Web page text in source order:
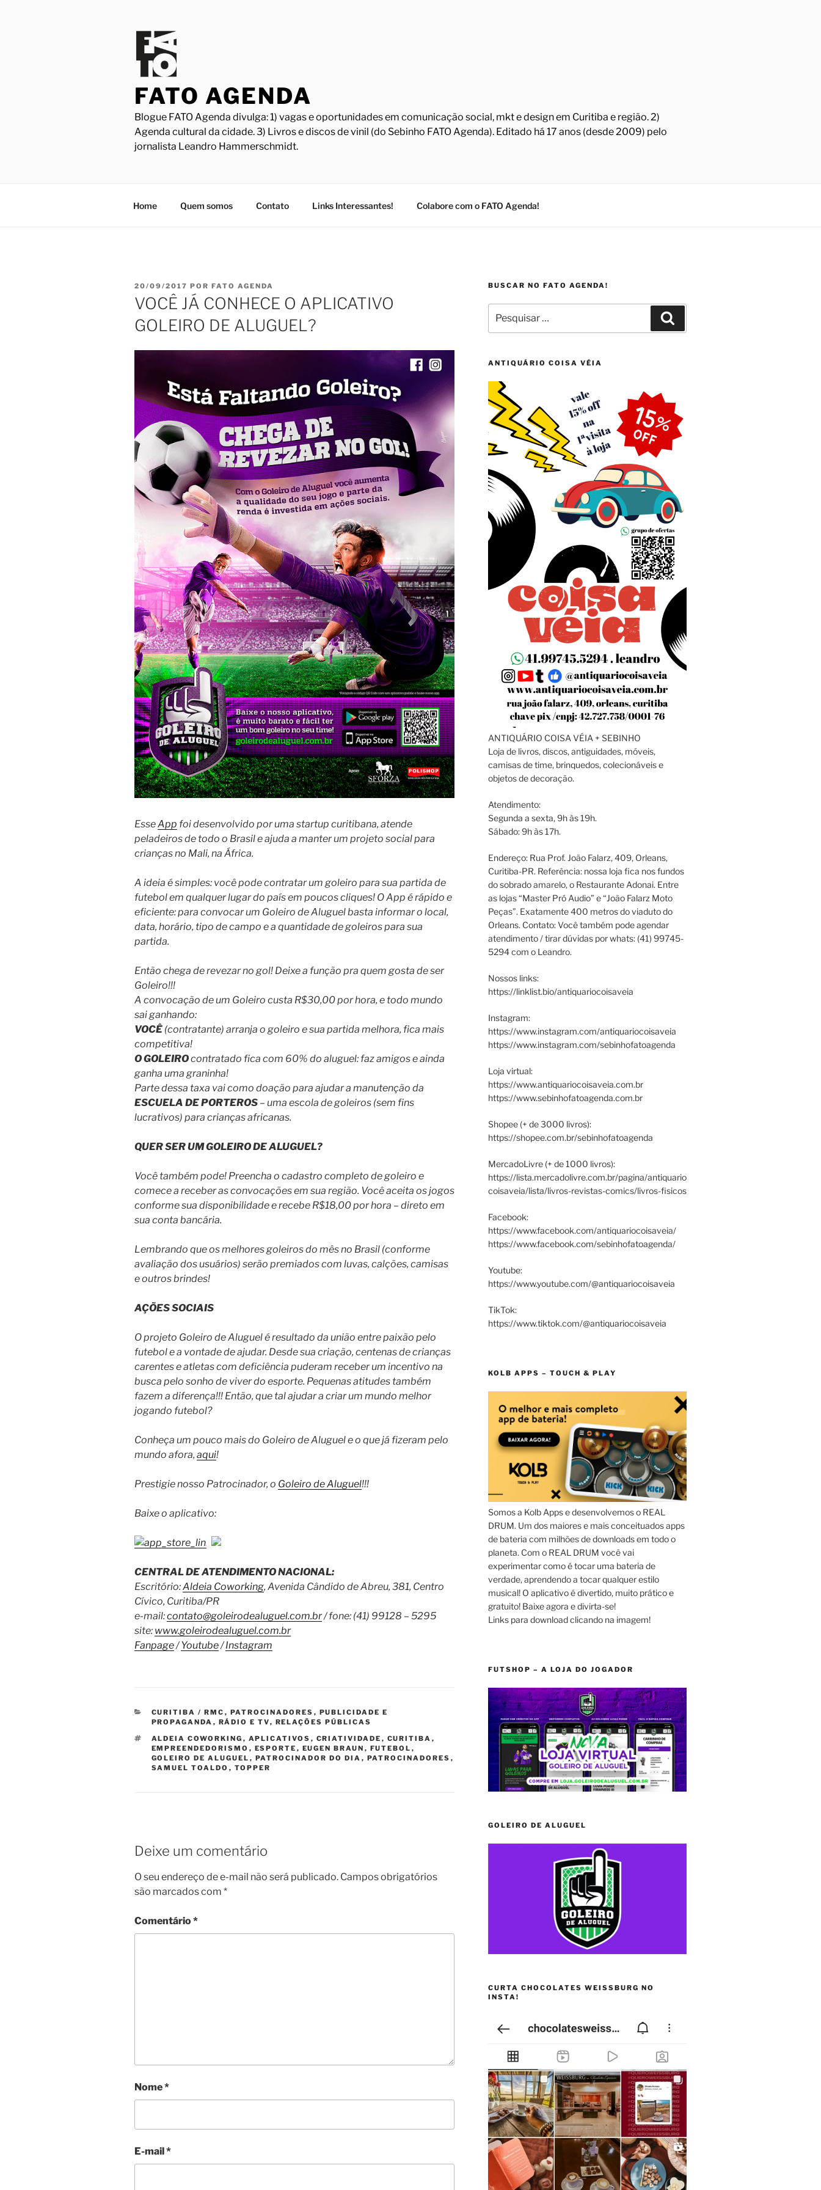
FATO AGENDA
Blogue FATO Agenda divulga: 1) vagas e oportunidades em comunicação social, mkt e design em Curitiba e região. 2)
Agenda cultural da cidade. 3) Livros e discos de vinil (do Sebinho FATO Agenda). Editado há 17 anos (desde 2009) pelo
jornalista Leandro Hammerschmidt.
Home Quem somos Contato Links Interessantes! Colabore com o FATO Agenda!
PUBLICADO
EM
20/09/2017 POR FATO AGENDA
VOCÊ JÁ CONHECE O APLICATIVO
GOLEIRO DE ALUGUEL?
EsseApp foi desenvolvido por uma startup curitibana, atende
peladeiros de todo o Brasil e ajuda a manter um projeto social para
crianças no Mali, na África.
A ideia é simples: você pode contratar um goleiro para sua partida de
futebol em qualquer lugar do país em poucos cliques! O App é rápido e
eficiente: para convocar um Goleiro de Aluguel basta informar o local,
data, horário, tipo de campo e a quantidade de goleiros para sua
partida.
Então chega de revezar no gol! Deixe a função pra quem gosta de ser
Goleiro!!!
A convocação de um Goleiro custa R$30,00 por hora, e todo mundo
sai ganhando:
VOCÊ (contratante) arranja o goleiro e sua partida melhora, fica mais
competitiva!
O GOLEIROcontratado fica com 60% do aluguel: faz amigos e ainda
ganha uma graninha!
Parte dessa taxa vai como doação para ajudar a manutenção da
ESCUELA DE PORTEROS – uma escola de goleiros (sem fins
lucrativos) para crianças africanas.
QUER SER UM GOLEIRO DE ALUGUEL?
Você também pode! Preencha o cadastro completo de goleiro e
comece a receber as convocações em sua região. Você aceita os jogos
conforme sua disponibilidade e recebe R$18,00 por hora – direto em
sua conta bancária.
Lembrando que os melhores goleiros do mês no Brasil (conforme
avaliação dos usuários) serão premiados com luvas, calções, camisas
e outros brindes!
AÇÕES SOCIAIS
O projeto Goleiro de Aluguel é resultado da união entre paixão pelo
futebol e a vontade de ajudar. Desde sua criação, centenas de crianças
carentes e atletas com deficiência puderam receber um incentivo na
busca pelo sonho de viver do esporte. Pequenas atitudes também
fazem a diferença!!! Então, que tal ajudar a criar um mundo melhor
jogando futebol?
Conheça um pouco mais do Goleiro de Aluguel e o que já fizeram pelo
mundo afora, aqui!
Prestigie nosso Patrocinador, o Goleiro de Aluguel!!!
Baixe o aplicativo:
CENTRAL DE ATENDIMENTO NACIONAL:
Escritório:Aldeia Coworking, Avenida Cândido de Abreu, 381, Centro
Cívico, Curitiba/PR
e-mail:contato@goleirodealuguel.com.br/ fone: (41) 99128 – 5295
site: www.goleirodealuguel.com.br
Fanpage/Youtube/Instagram
CATEGORIAS
CURITIBA / RMC , PATROCINADORES , PUBLICIDADE E
PROPAGANDA , RÁDIO E TV, RELAÇÕES PÚBLICAS
TAGS
ALDEIA COWORKING , APLICATIVOS , CRIATIVIDADE , CURITIBA ,
EMPREENDEDORISMO , ESPORTE , EUGEN BRAUN , FUTEBOL ,
GOLEIRO DE ALUGUEL , PATROCINADOR DO DIA , PATROCINADORES ,
SAMUEL TOALDO , TOPPER
Deixe um comentário
O seu endereço de e-mail não será publicado. Campos obrigatórios
são marcados com *
Comentário*
Nome*
E-mail*
BUSCAR NO FATO AGENDA!
por:
ANTIQUÁRIO COISA VÉIA
ANTIQUÁRIO COISA VÉIA + SEBINHO
Loja de livros, discos, antiguidades, móveis,
camisas de time, brinquedos, colecionáveis e
objetos de decoração.
Atendimento:
Segunda a sexta, 9h às 19h.
Sábado: 9h às 17h.
Endereço: Rua Prof. João Falarz, 409, Orleans,
Curitiba-PR. Referência: nossa loja fica nos fundos
do sobrado amarelo, o Restaurante Adonai. Entre
as lojas “Master Pró Audio” e “João Falarz Moto
Peças”. Exatamente 400 metros do viaduto do
Orleans. Contato: Você também pode agendar
atendimento / tirar dúvidas por whats: (41) 99745-
5294 com o Leandro.
Nossos links:
https://linklist.bio/antiquariocoisaveia
Instagram:
https://www.instagram.com/antiquariocoisaveia
https://www.instagram.com/sebinhofatoagenda
Loja virtual:
https://www.antiquariocoisaveia.com.br
https://www.sebinhofatoagenda.com.br
Shopee (+ de 3000 livros):
https://shopee.com.br/sebinhofatoagenda
MercadoLivre (+ de 1000 livros):
https://lista.mercadolivre.com.br/pagina/antiquario
coisaveia/lista/livros-revistas-comics/livros-fisicos
Facebook:
https://www.facebook.com/antiquariocoisaveia/
https://www.facebook.com/sebinhofatoagenda/
Youtube:
https://www.youtube.com/@antiquariocoisaveia
TikTok:
https://www.tiktok.com/@antiquariocoisaveia
KOLB APPS – TOUCH & PLAY
Somos a Kolb Apps e desenvolvemos o REAL
DRUM. Um dos maiores e mais conceituados apps
de bateria com milhões de downloads em todo o
planeta. Com o REAL DRUM você vai
experimentar como é tocar uma bateria de
verdade, aprendendo a tocar qualquer estilo
musical! O aplicativo é divertido, muito prático e
gratuito! Baixe agora e divirta-se!
Links para download clicando na imagem!
FUTSHOP – A LOJA DO JOGADOR
GOLEIRO DE ALUGUEL
CURTA CHOCOLATES WEISSBURG NO
INSTA!